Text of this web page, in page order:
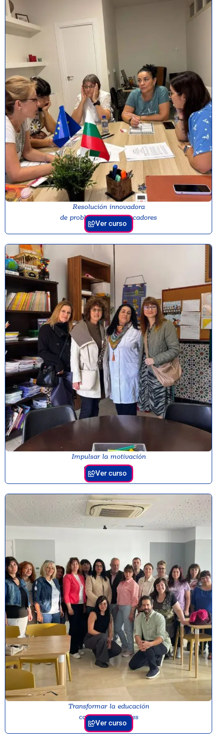
Resolución innovadora
de problemas para educadores
Ver curso
Impulsar la motivación
en la educación
Ver curso
Transformar la educación
con aulas digitales
Ver curso